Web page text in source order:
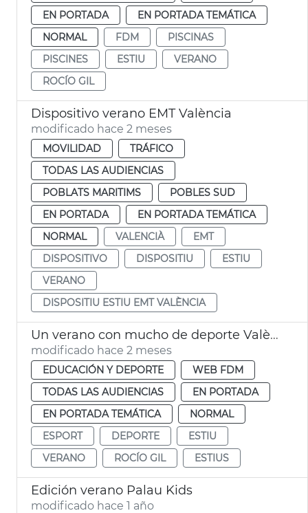
EN PORTADA
EN PORTADA TEMÁTICA
NORMAL
FDM
PISCINAS
PISCINES
ESTIU
VERANO
ROCÍO GIL
Dispositivo verano EMT València
modificado hace 2 meses
MOVILIDAD
TRÁFICO
TODAS LAS AUDIENCIAS
POBLATS MARITIMS
POBLES SUD
EN PORTADA
EN PORTADA TEMÁTICA
NORMAL
VALENCIÀ
EMT
DISPOSITIVO
DISPOSITIU
ESTIU
VERANO
DISPOSITIU ESTIU EMT VALÈNCIA
Un verano con mucho de deporte València
modificado hace 2 meses
EDUCACIÓN Y DEPORTE
WEB FDM
TODAS LAS AUDIENCIAS
EN PORTADA
EN PORTADA TEMÁTICA
NORMAL
ESPORT
DEPORTE
ESTIU
VERANO
ROCÍO GIL ESTIUS
Edición verano Palau Kids
modificado hace 1 año